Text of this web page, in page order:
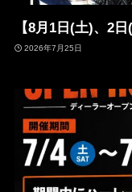
【8月1日(土)、2
2026年7月25日